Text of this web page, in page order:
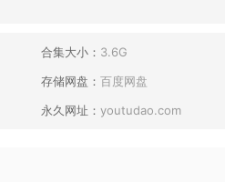
合集大小： 3.6G
存储网盘： 百度网盘
永久网址： youtudao.com